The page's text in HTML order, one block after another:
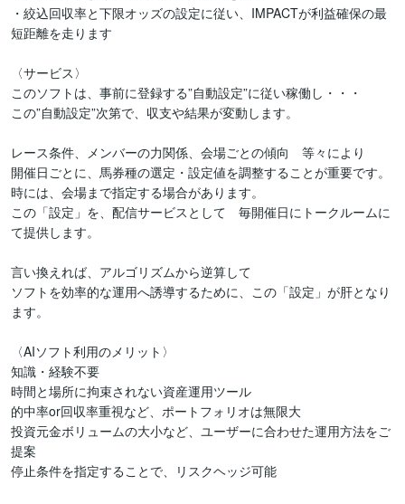
・絞込回収率と下限オッズの設定に従い、IMPACTが利益確保の最
短距離を走ります
〈サービス〉
このソフトは、事前に登録する”自動設定”に従い稼働し・・・
この”自動設定”次第で、収支や結果が変動します。
レース条件、メンバーの力関係、会場ごとの傾向　等々により
開催日ごとに、馬券種の選定・設定値を調整することが重要です。
時には、会場まで指定する場合があります。
この「設定」を、配信サービスとして　毎開催日にトークルームに
て提供します。
言い換えれば、アルゴリズムから逆算して
ソフトを効率的な運用へ誘導するために、この「設定」が肝となり
ます。
〈AIソフト利用のメリット〉
知識・経験不要
時間と場所に拘束されない資産運用ツール
的中率or回収率重視など、ポートフォリオは無限大
投資元金ボリュームの大小など、ユーザーに合わせた運用方法をご
提案
停止条件を指定することで、リスクヘッジ可能